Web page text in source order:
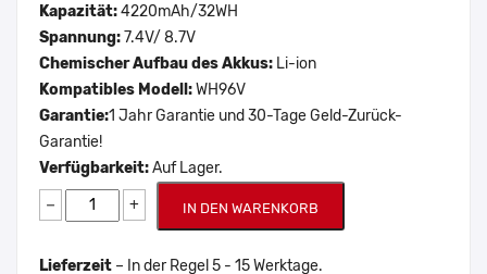
Kapazität:4220mAh/32WH
Spannung:7.4V/ 8.7V
Chemischer Aufbau des Akkus: Li-ion
Kompatibles Modell:WH96V
Garantie:1 Jahr Garantie und 30-Tage Geld-Zurück-
Garantie!
Verfügbarkeit:Auf Lager.
− + IN DEN WARENKORB
Lieferzeit – In der Regel 5 - 15 Werktage.